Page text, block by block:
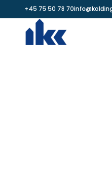
+45 75 50 78 70